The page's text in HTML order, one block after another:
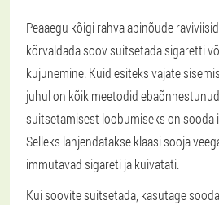
Peaaegu kõigi rahva abinõude
kõrvaldada soov suitsetada sigaretti
kujunemine. Kuid esiteks vajate
juhul on kõik meetodid
suitsetamisest loobumiseks on sooda
Selleks lahjendatakse klaasi sooja
immutavad sigareti ja kuivatati.
Kui soovite suitsetada, kasutage